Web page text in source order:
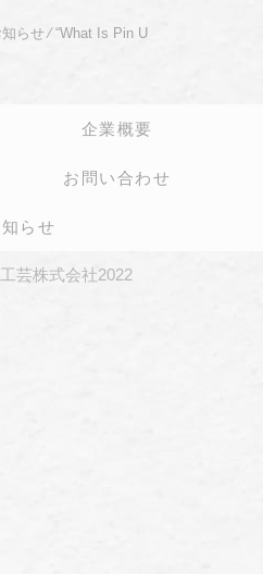
知らせ⁄“What Is Pin U
企業概要
お問い合わせ
らせ
芸株式会社2022